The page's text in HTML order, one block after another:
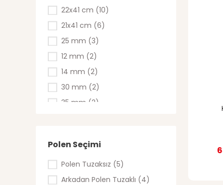
Kırmızı-Beyaz (1)
Sarı-Kırmızı (1)
Sarı-Lacivert (1)
Siyah-Beyaz (1)
Şeffaf (1)
Şeffaf Beyaz (1)
Taba (1)
22x41 cm (10)
21x41 cm (6)
25 mm (3)
12 mm (2)
14 mm (2)
30 mm (2)
35 mm (2)
10 mm Desenli (1)
10 mm Düz (1)
12 mm Desenli (1)
Polen Seçimi
Polen Tuzaksız (5)
Arkadan Polen Tuzaklı (4)